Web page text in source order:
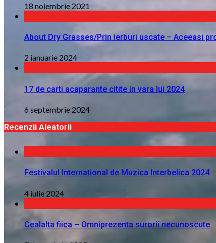
18 noiembrie 2021
About Dry Grasses/Prin ierburi uscate – Aceeasi
2 ianuarie 2024
17 de carti acaparante citite in vara lui 2024
6 septembrie 2024
Recenzii Aleatorii
Festivalul International de Muzica Interbelica 2024
4 iulie 2024
Cealalta fiica – Omniprezenta surorii necunoscute